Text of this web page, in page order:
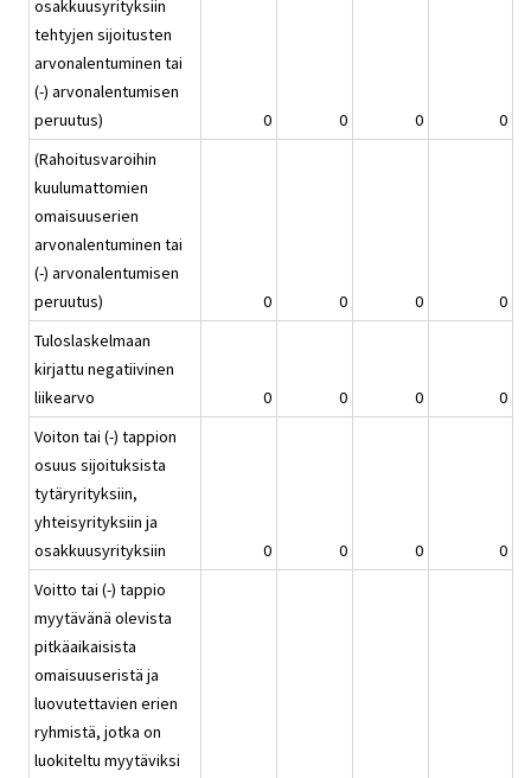
osakkuusyrityksiin
tehtyjen sijoitusten
arvonalentuminen tai
(-) arvonalentumisen
peruutus)
0 0 0
0
(Rahoitusvaroihin
kuulumattomien
omaisuuserien
arvonalentuminen tai
(-) arvonalentumisen
peruutus)
0 0 0
0
Tuloslaskelmaan
kirjattu negatiivinen
liikearvo
0 0 0
0
Voiton tai (-) tappion
osuus sijoituksista
tytäryrityksiin,
yhteisyrityksiin ja
osakkuusyrityksiin
0 0 0
0
Voitto tai (-) tappio
myytävänä olevista
pitkäaikaisista
omaisuuseristä ja
luovutettavien erien
ryhmistä, jotka on
luokiteltu myytäviksi